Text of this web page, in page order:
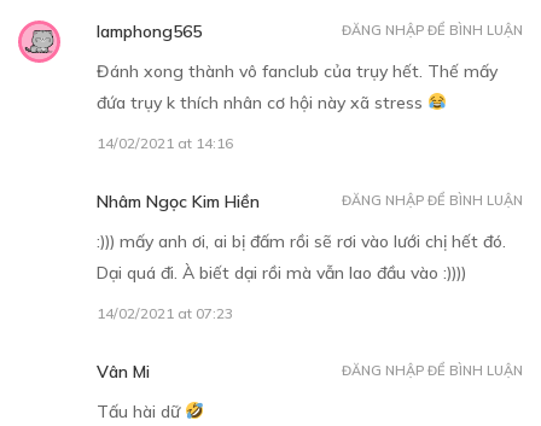
lamphong565
Đánh xong thành vô fanclub của trụy hết. Thế mấy
đứa trụy k thích nhân cơ hội này xã stress
14/02/2021 at 14:16
ĐĂNG NHẬP ĐỂ BÌNH LUẬN
Nhâm Ngọc Kim Hiền
:))) mấy anh ơi, ai bị đấm rồi sẽ rơi vào lưới chị hết đó.
Dại quá đi. À biết dại rồi mà vẫn lao đầu vào :))))
14/02/2021 at 07:23
ĐĂNG NHẬP ĐỂ BÌNH LUẬN
Vân Mi
Tấu hài dữ
ĐĂNG NHẬP ĐỂ BÌNH LUẬN